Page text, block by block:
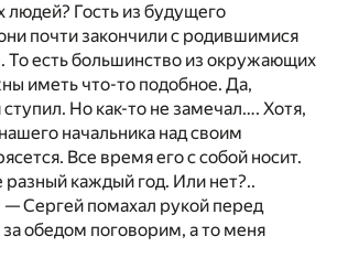
людей? Гость из будущего
почти закончили с родившимися
То есть большинство из окружающих
иметь что-то подобное. Да,
Но как-то не замечал…. Хотя,
начальника над своим
Все время его с собой носит.
разный каждый год. Или нет?..
— Сергей помахал рукой перед
обедом поговорим, а то меня